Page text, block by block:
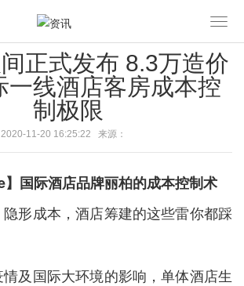
o
g
i
正式发布 8.3万造价
一线酒店客房成本控
制极限
2020-11-20 16:25:22 来源：
国际酒店品牌丽柏的成本控制术
成本，酒店筹建的这些雷你都踩
国际大环境的影响，单体酒店生